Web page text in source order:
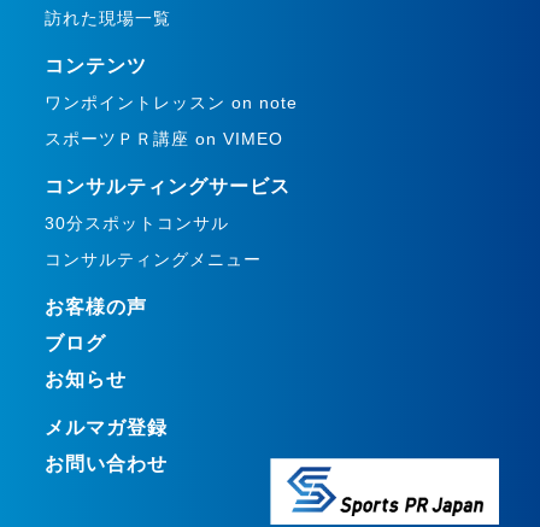
訪れた現場一覧
コンテンツ
ワンポイントレッスン on note
スポーツＰＲ講座 on VIMEO
コンサルティングサービス
30分スポットコンサル
コンサルティングメニュー
お客様の声
ブログ
お知らせ
メルマガ登録
お問い合わせ